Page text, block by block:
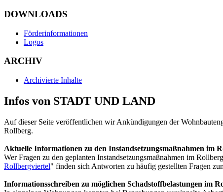
DOWNLOADS
Förderinformationen
Logos
ARCHIV
Archivierte Inhalte
Infos von STADT UND LAND
Auf dieser Seite veröffentlichen wir Ankündigungen der
Rollberg.
Aktuelle Informationen zu den Instandsetzungsmaßnahmen im
Wer Fragen zu den geplanten Instandsetzungsmaßnahmen im
Rollbergviertel" finden sich Antworten zu häufig gestellten Fragen
Informationsschreiben zu möglichen Schadstoffbelastungen im